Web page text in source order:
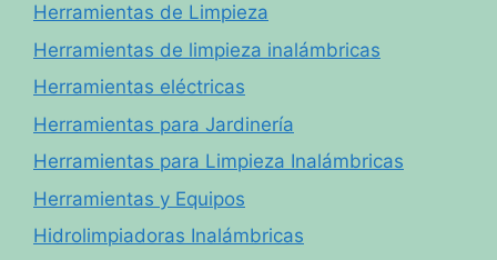
Herramientas de Limpieza
Herramientas de limpieza inalámbricas
Herramientas eléctricas
Herramientas para Jardinería
Herramientas para Limpieza Inalámbricas
Herramientas y Equipos
Hidrolimpiadoras Inalámbricas